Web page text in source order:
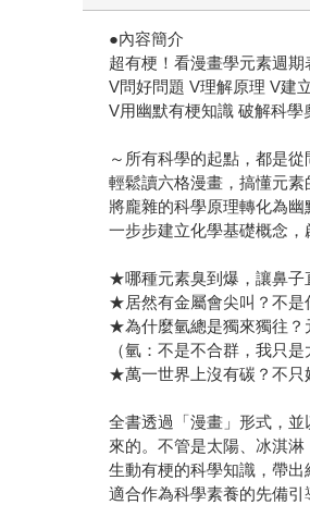
●內容簡介
超有梗！看漫畫學元素週期
V問好問題 V理解原理 V建
V用幽默有梗知識 破解科學
～所有科學的起點，都是
輕鬆讀六格漫畫，搞懂元素
將龐雜的科學原理轉化為幽
一步步建立化學基礎概念，
★哪種元素臭到爆，讓鼻子
★居然有金屬會尖叫？不是
★為什麼氫總是獨來獨往？
（氫：不是不合群，我只是
★萬一世界上沒有碳？不只
全書透過「漫畫」形式，
來的。不管是太陽、冰淇
生動有梗的科學知識，帶
適合作為科學素養的先備